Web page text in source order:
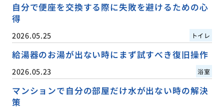
自分で便座を交換する際に失敗を避けるための心
得
2026.05.25 トイレ
給湯器のお湯が出ない時にまず試すべき復旧操作
2026.05.23 浴室
マンションで自分の部屋だけ水が出ない時の解決
策